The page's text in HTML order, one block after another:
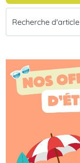
Recherche d'article